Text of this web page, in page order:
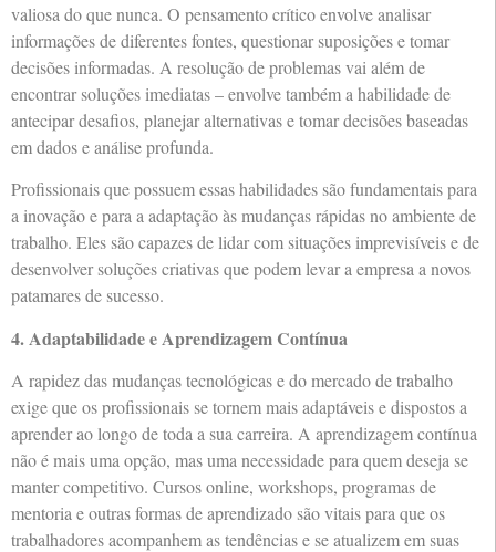
valiosa do que nunca. O pensamento crítico envolve analisar
informações de diferentes fontes, questionar suposições e tomar
decisões informadas. A resolução de problemas vai além de
encontrar soluções imediatas – envolve também a habilidade de
antecipar desafios, planejar alternativas e tomar decisões baseadas
em dados e análise profunda.
Profissionais que possuem essas habilidades são fundamentais para
a inovação e para a adaptação às mudanças rápidas no ambiente de
trabalho. Eles são capazes de lidar com situações imprevisíveis e de
desenvolver soluções criativas que podem levar a empresa a novos
patamares de sucesso.
4. Adaptabilidade e Aprendizagem Contínua
A rapidez das mudanças tecnológicas e do mercado de trabalho
exige que os profissionais se tornem mais adaptáveis e dispostos a
aprender ao longo de toda a sua carreira. A aprendizagem contínua
não é mais uma opção, mas uma necessidade para quem deseja se
manter competitivo. Cursos online, workshops, programas de
mentoria e outras formas de aprendizado são vitais para que os
trabalhadores acompanhem as tendências e se atualizem em suas